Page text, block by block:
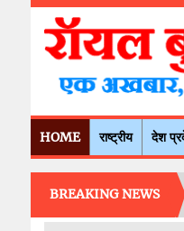
HOME राष्ट्रीय देश
BREAKING NEWS